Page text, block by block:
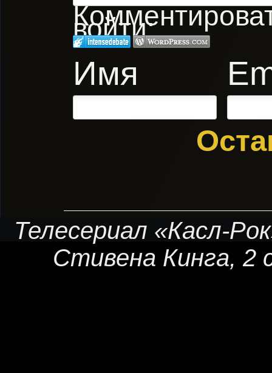
войти:
Имя
Телесериал «Касл-
Стивена Кинга, 2